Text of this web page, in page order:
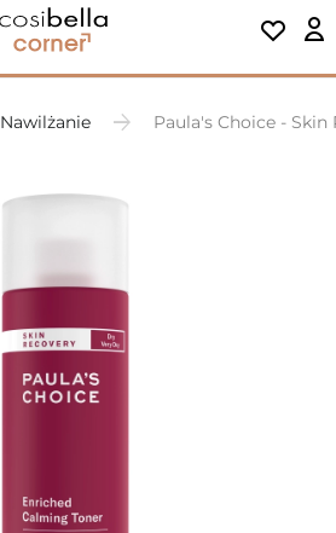
Nawilżanie Paula's Choice -